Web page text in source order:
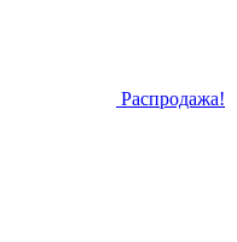
Распродажа!